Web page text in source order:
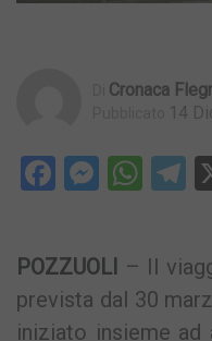
Cronaca
14
Facebook
POZZUOLI – Il
prevista dal 30
iniziato insieme ad